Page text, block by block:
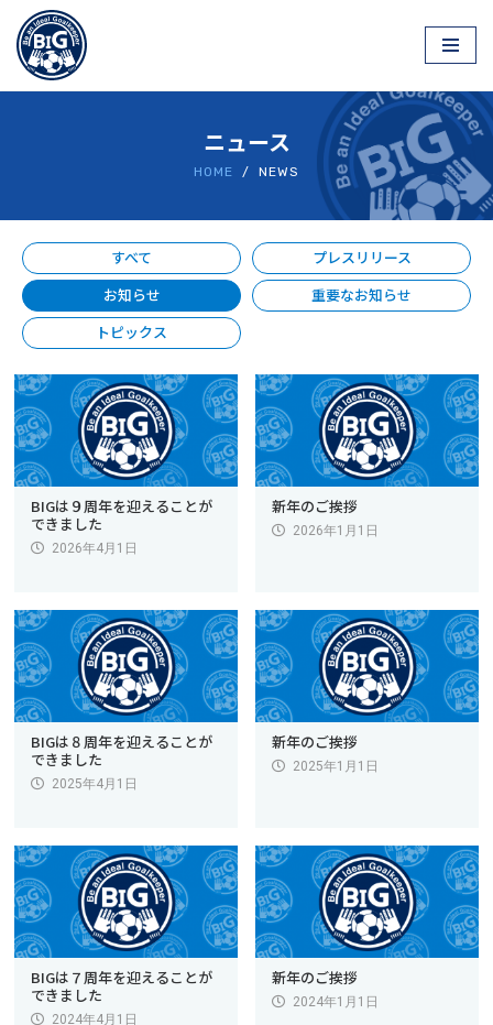
コ
ス
キ
ッ
プ
ニュース
HOME / NEWS
すべて
お知らせ
トピックス
プレスリリース
重要なお知らせ
BIGは９周年を迎えることが
できました
2026年4月1日
新年のご挨拶
2026年1月1日
BIGは８周年を迎えることが
できました
2025年4月1日
新年のご挨拶
2025年1月1日
BIGは７周年を迎えることが
できました
2024年4月1日
新年のご挨拶
2024年1月1日